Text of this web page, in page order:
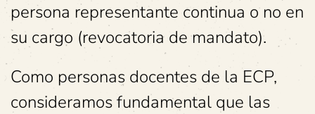
persona representante continua o no en
su cargo (revocatoria de mandato).
Como personas docentes de la ECP,
consideramos fundamental que las